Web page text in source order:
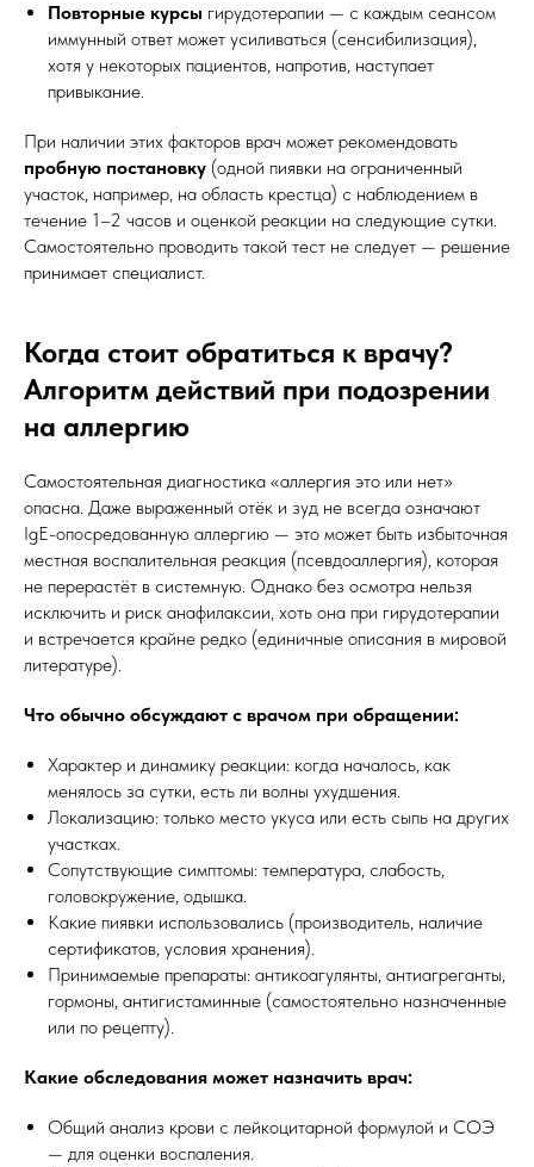
Повторные курсы гирудотерапии — с каждым сеансом
иммунный ответ может усиливаться (сенсибилизация),
хотя у некоторых пациентов, напротив, наступает
привыкание.
При наличии этих факторов врач может рекомендовать
пробную постановку (одной пиявки на ограниченный
участок, например, на область крестца) с наблюдением в
течение 1–2 часов и оценкой реакции на следующие сутки.
Самостоятельно проводить такой тест не следует — решение
принимает специалист.
Когда стоит обратиться к врачу?
Алгоритм действий при подозрении
на аллергию
Самостоятельная диагностика «аллергия это или нет»
опасна. Даже выраженный отёк и зуд не всегда означают
IgE-опосредованную аллергию — это может быть избыточная
местная воспалительная реакция (псевдоаллергия), которая
не перерастёт в системную. Однако без осмотра нельзя
исключить и риск анафилаксии, хоть она при гирудотерапии
и встречается крайне редко (единичные описания в мировой
литературе).
Что обычно обсуждают с врачом при обращении:
Характер и динамику реакции: когда началось, как
менялось за сутки, есть ли волны ухудшения.
Локализацию: только место укуса или есть сыпь на других
участках.
Сопутствующие симптомы: температура, слабость,
головокружение, одышка.
Какие пиявки использовались (производитель, наличие
сертификатов, условия хранения).
Принимаемые препараты: антикоагулянты, антиагреганты,
гормоны, антигистаминные (самостоятельно назначенные
или по рецепту).
Какие обследования может назначить врач:
Общий анализ крови с лейкоцитарной формулой и СОЭ
— для оценки воспаления.